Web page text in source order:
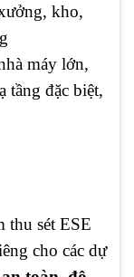
kho,
máy lớn,
tầng đặc biệt,
thu sét ESE
cho các dự